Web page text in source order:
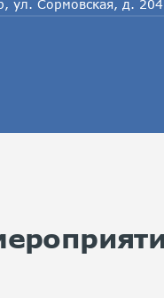
ул. Сормовская, д.